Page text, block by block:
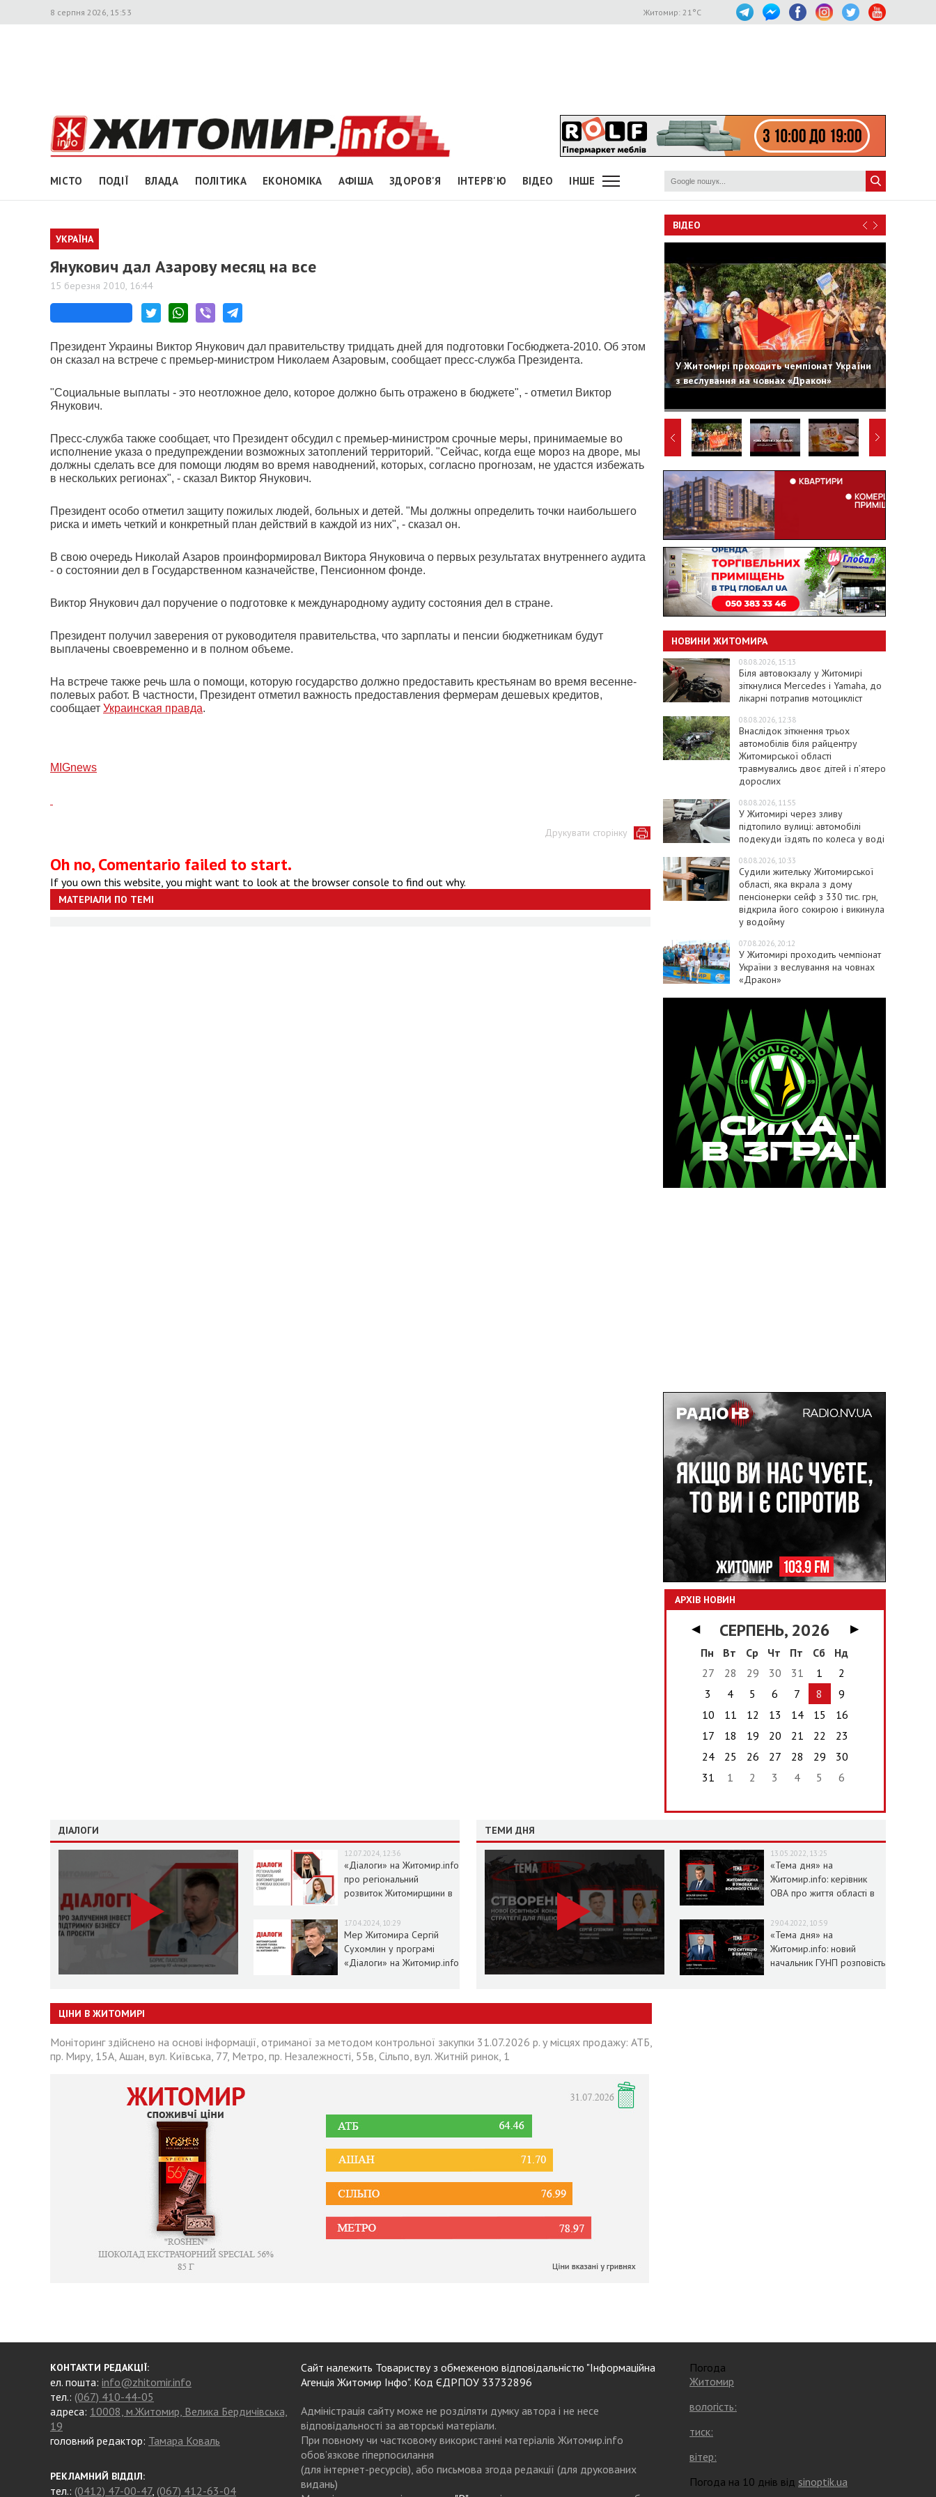
8 серпня 2026, 15:53 Житомир: 21°C
МІСТО ПОДІЇ ВЛАДА ПОЛІТИКА ЕКОНОМІКА АФІША ЗДОРОВ'Я ІНТЕРВ'Ю ВІДЕО ІНШЕ
УКРАЇНА
Янукович дал Азарову месяц на все
15 березня 2010, 16:44
Президент Украины Виктор Янукович дал правительству тридцать дней для подготовки Госбюджета-2010. Об этом
он сказал на встрече с премьер-министром Николаем Азаровым, сообщает пресс-служба Президента.
"Социальные выплаты - это неотложное дело, которое должно быть отражено в бюджете", - отметил Виктор
Янукович.
Пресс-служба также сообщает, что Президент обсудил с премьер-министром срочные меры, принимаемые во
исполнение указа о предупреждении возможных затоплений территорий. "Сейчас, когда еще мороз на дворе, мы
должны сделать все для помощи людям во время наводнений, которых, согласно прогнозам, не удастся избежать
в нескольких регионах", - сказал Виктор Янукович.
Президент особо отметил защиту пожилых людей, больных и детей. "Мы должны определить точки наибольшего
риска и иметь четкий и конкретный план действий в каждой из них", - сказал он.
В свою очередь Николай Азаров проинформировал Виктора Януковича о первых результатах внутреннего аудита
- о состоянии дел в Государственном казначействе, Пенсионном фонде.
Виктор Янукович дал поручение о подготовке к международному аудиту состояния дел в стране.
Президент получил заверения от руководителя правительства, что зарплаты и пенсии бюджетникам будут
выплачены своевременно и в полном объеме.
На встрече также речь шла о помощи, которую государство должно предоставить крестьянам во время весенне-
полевых работ. В частности, Президент отметил важность предоставления фермерам дешевых кредитов,
сообщает Украинская правда.
МIGnews
Друкувати сторінку
Oh no, Comentario failed to start.
If you own this website, you might want to look at the browser console to find out why.
МАТЕРІАЛИ ПО ТЕМІ
ВІДЕО
У Житомирі проходить чемпіонат України
з веслування на човнах «Дракон»
НОВИНИ ЖИТОМИРА
08.08.2026, 15:13
Біля автовокзалу у Житомирі
зіткнулися Mercedes і Yamaha, до
лікарні потрапив мотоцикліст
08.08.2026, 12:38
Внаслідок зіткнення трьох
автомобілів біля райцентру
Житомирської області
травмувались двоє дітей і пʼятеро
дорослих
08.08.2026, 11:55
У Житомирі через зливу
підтопило вулиці: автомобілі
подекуди їздять по колеса у воді
08.08.2026, 10:33
Судили жительку Житомирської
області, яка вкрала з дому
пенсіонерки сейф з 330 тис. грн,
відкрила його сокирою і викинула
у водойму
07.08.2026, 20:12
У Житомирі проходить чемпіонат
України з веслування на човнах
«Дракон»
АРХІВ НОВИН
◀ СЕРПЕНЬ, 2026
▶
Пн
Вт Ср Чт Пт Сб
Нд
27
28 29 30 31 1
2
3
4 5 6 7 8
9
10
11 12 13 14 15
16
17
18 19 20 21 22
23
24
25 26 27 28 29
30
31
1 2 3 4 5 6
ДІАЛОГИ
12.07.2024, 12:36
«Діалоги» на Житомир.info
про регіональний
розвиток Житомирщини в
17.04.2024, 10:29
Мер Житомира Сергій
Сухомлин у програмі
«Діалоги» на Житомир.info
ТЕМИ ДНЯ
13.05.2022, 13:25
«Тема дня» на
Житомир.info: керівник
ОВА про життя області в
29.04.2022, 10:59
«Тема дня» на
Житомир.info: новий
начальник ГУНП розповість
ЦІНИ В ЖИТОМИРІ
Моніторинг здійснено на основі інформації, отриманої за методом контрольної закупки 31.07.2026 р. у місцях продажу: АТБ,
пр. Миру, 15А, Ашан, вул. Київська, 77, Метро, пр. Незалежності, 55в, Сільпо, вул. Житній ринок, 1
КОНТАКТИ РЕДАКЦІЇ:
ел. пошта: info@zhitomir.info
тел.: (067) 410-44-05
адреса: 10008, м.Житомир, Велика Бердичівська,
19
головний редактор: Тамара Коваль
РЕКЛАМНИЙ ВІДДІЛ:
тел.: (0412) 47-00-47, (067) 412-63-04
Сайт належить Товариству з обмеженою відповідальністю "Інформаційна
Агенція Житомир Інфо". Код ЄДРПОУ 33732896
Адміністрація сайту може не розділяти думку автора і не несе
відповідальності за авторські матеріали.
При повному чи частковому використанні матеріалів Житомир.info
обов’язкове гіперпосилання
(для інтернет-ресурсів), або письмова згода редакції (для друкованих
видань)
Погода
Житомир
вологість:
тиск:
вітер:
Погода на 10 днів від sinoptik.ua